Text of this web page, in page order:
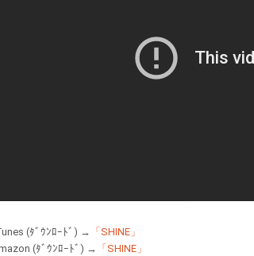
(ﾀﾞｳﾝﾛｰﾄﾞ) → 「SHINE」
(ﾀﾞｳﾝﾛｰﾄﾞ) → 「SHINE」